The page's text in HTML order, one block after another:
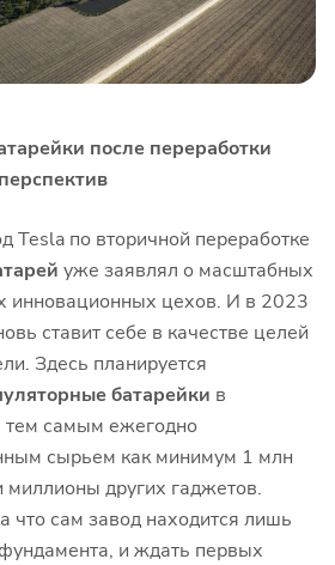
после переработки
Tesla по вторичной переработке
уже заявлял о масштабных
инновационных цехов. И в 2023
ставит себе в качестве целей
Здесь планируется
батарейки в
самым ежегодно
сырьем как минимум 1 млн
миллионы других гаджетов.
что сам завод находится лишь
и ждать первых